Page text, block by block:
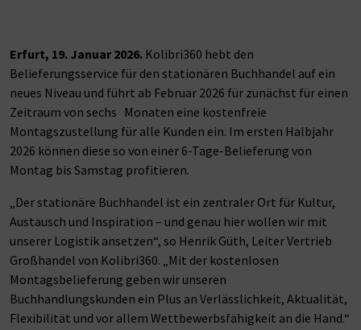
Erfurt, 19. Januar 2026. Kolibri360 hebt den
Belieferungsservice für den stationären Buchhandel auf ein
neues Niveau und führt ab Februar 2026 für zunächst für einen
Zeitraum von sechs Monaten eine kostenfreie
Montagszustellung für alle Kunden ein. Im ersten Halbjahr
2026 können diese so von einer 6-Tage-Belieferung von
Montag bis Samstag profitieren.
„Der stationäre Buchhandel ist ein zentraler Ort für Kultur,
Austausch und Inspiration – und genau hier wollen wir mit
unserer Logistik ansetzen“, so Henrik Güth, Leiter Vertrieb
Großhandel von Kolibri360. „Mit der kostenlosen
Montagsbelieferung geben wir unseren
Buchhandlungskunden ein Plus an Verlässlichkeit, Aktualität,
Flexibilität und vor allem Wettbewerbsfähigkeit an die Hand.“